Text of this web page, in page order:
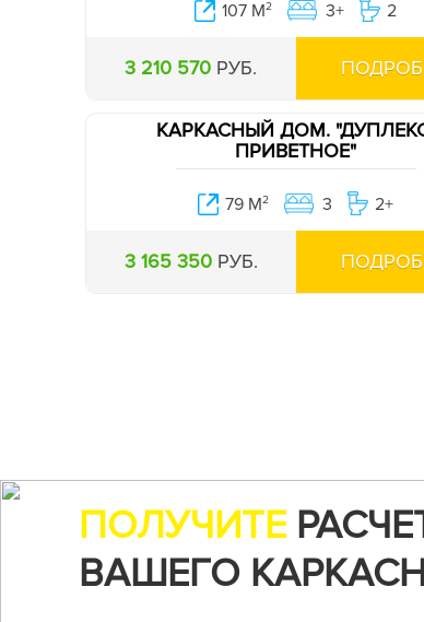
107 М2 3+ 2
3 210 570 РУБ.
КАРКАСНЫЙ ДОМ.
ПРИВЕТНОЕ"
79 М2 3 2+
3 165 350 РУБ.
ПОЛУЧИТЕ
ВАШЕГО